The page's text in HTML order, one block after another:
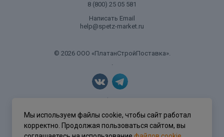
8 (800) 25 05 581
Написать Email
help@spetz-market.ru
© 2026 ООО «ПлатанСтройПоставка».
.
Политика конфиденциальности
Мы используем файлы cookie, чтобы сайт работал
корректно. Продолжая пользоваться сайтом, вы